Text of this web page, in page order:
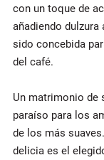
con un toque de
añadiendo
sido concebida
del café.
Un matrimonio de
paraíso para los
de los más
delicia es el